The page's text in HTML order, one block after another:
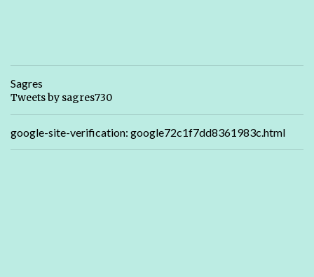
Sagres
Tweets by sagres730
google-site-verification: google72c1f7dd8361983c.html